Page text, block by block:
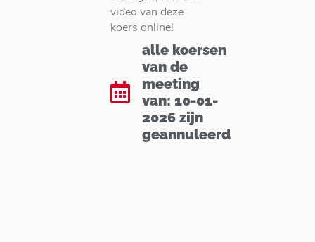
video van deze
koers online!
alle koersen
van de
meeting
van: 10-01-
2026 zijn
geannuleerd